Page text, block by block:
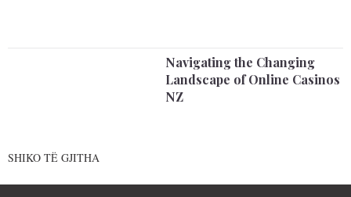
Navigating the Changing
Landscape of Online Casinos
NZ
SHIKO TË GJITHA